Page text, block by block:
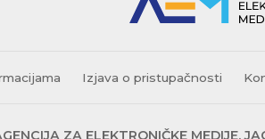
Izjava o pristupačnosti
ZA ELEKTRONIČKE MEDIJE,